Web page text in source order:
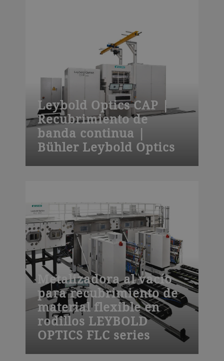
Leybold Optics CAP |
Recubrimiento de
banda continua |
Bühler Leybold Optics
utilizadas en condensadores de tipo
rodillo, con anchuras de recubrimiento
estándar de 500 o 900 mm.
Metalizadora al vacío
para recubrimiento de
material flexible en
rodillos LEYBOLD
OPTICS FLC series